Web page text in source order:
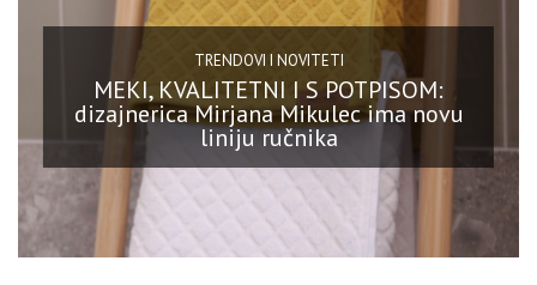
TRENDOVI I NOVITETI
MEKI, KVALITETNI I S POTPISOM:
dizajnerica Mirjana Mikulec ima novu
liniju ručnika